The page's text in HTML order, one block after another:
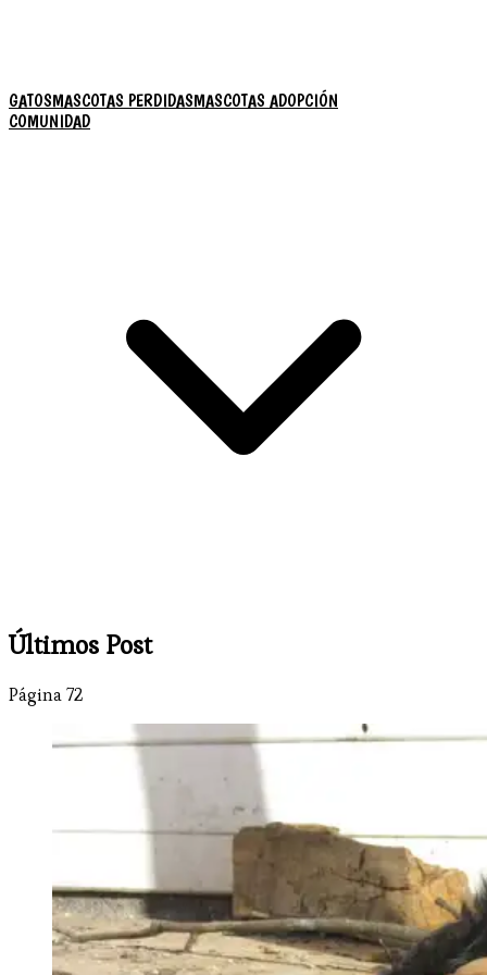
GATOSMASCOTAS PERDIDASMASCOTAS ADOPCIÓN
COMUNIDAD
Últimos Post
Página 72